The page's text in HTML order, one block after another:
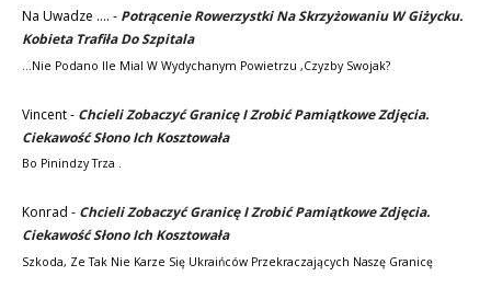
Na Uwadze .... - Potrącenie Rowerzystki Na Skrzyżowaniu W Giżycku.
Kobieta Trafiła Do Szpitala
...nie Podano Ile Mial W Wydychanym Powietrzu ,czyzby Swojak?
Vincent- Chcieli Zobaczyć Granicę I Zrobić Pamiątkowe Zdjęcia.
Ciekawość Słono Ich Kosztowała
Bo Pinindzy Trza .
Konrad - Chcieli Zobaczyć Granicę I Zrobić Pamiątkowe Zdjęcia.
Ciekawość Słono Ich Kosztowała
Szkoda, Ze Tak Nie Karze Się Ukraińców Przekraczających Naszę Granicę